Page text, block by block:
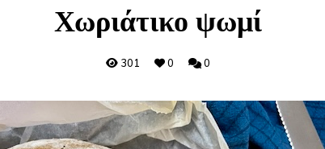
Χωριάτικο ψωμί
301 0 0